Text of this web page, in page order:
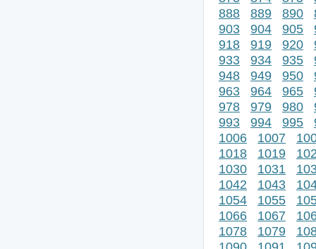
888
889 890
903
904 905
918
919 920
933
934 935
948
949 950
963
964 965
978
979 980
993
994 995
1006
1007
1018
1019
1030
1031
1042
1043
1054
1055
1066
1067
1078
1079